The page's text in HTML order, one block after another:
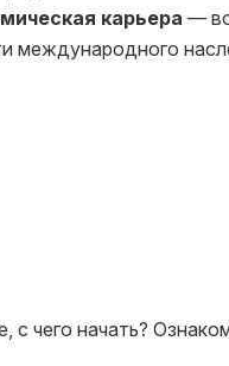
карьера —
международного
с чего начать?